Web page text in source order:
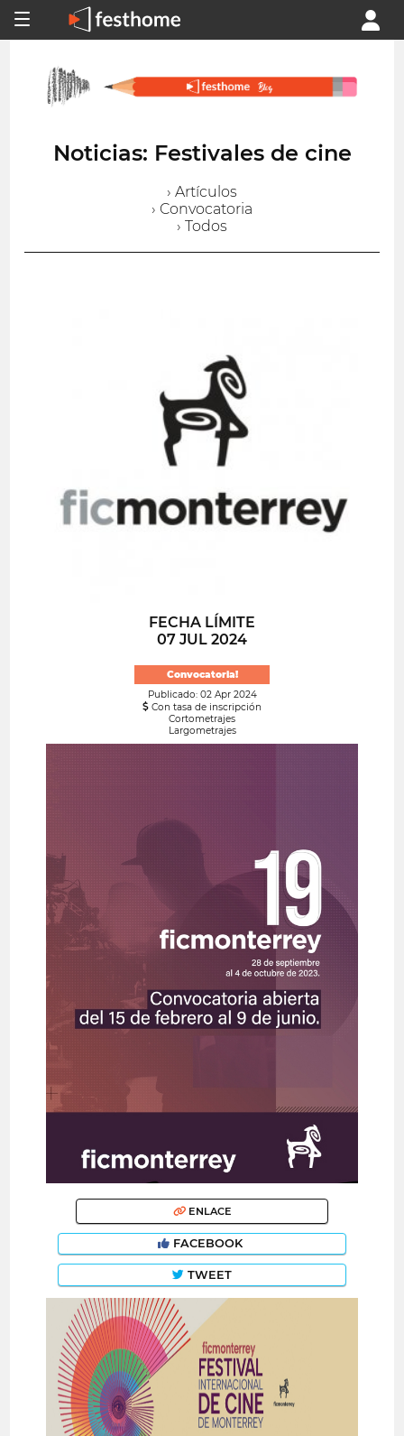
Noticias: Festivales de cine
› Artículos
› Convocatoria
› Todos
FECHA LÍMITE
07 JUL 2024
Convocatoria!
Publicado: 02 Apr 2024
Con tasa de inscripción
Cortometrajes
Largometrajes
ENLACE
FACEBOOK
TWEET